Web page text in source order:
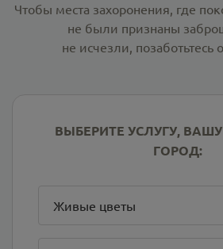
Чтобы места захоронения, где
не были признаны
не исчезли, позаботьтесь
ВЫБЕРИТЕ УСЛУГУ,
ГОРОД:
Живые цветы